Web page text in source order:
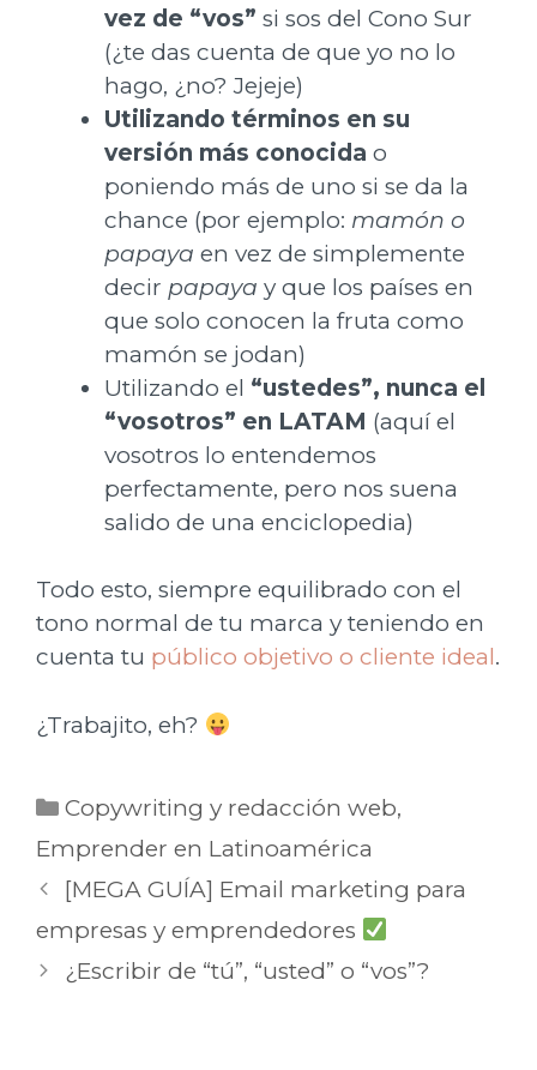
vez de “vos” si sos del Cono Sur
(¿te das cuenta de que yo no lo
hago, ¿no? Jejeje)
Utilizando términos en su
versión más conocida o
poniendo más de uno si se da la
chance (por ejemplo: mamón o
papaya en vez de simplemente
decir papaya y que los países en
que solo conocen la fruta como
mamón se jodan)
Utilizando el “ustedes”, nunca el
“vosotros” en LATAM (aquí el
vosotros lo entendemos
perfectamente, pero nos suena
salido de una enciclopedia)
Todo esto, siempre equilibrado con el
tono normal de tu marca y teniendo en
cuenta tu público objetivo o cliente ideal.
¿Trabajito, eh?
Categorías
Copywriting y redacción web,
Emprender en Latinoamérica
[MEGA GUÍA] Email marketing para
empresas y emprendedores
¿Escribir de “tú”, “usted” o “vos”?